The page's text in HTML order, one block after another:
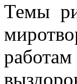
Темы